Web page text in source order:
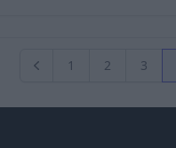
Vorherige Seite
1 2 3